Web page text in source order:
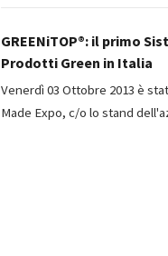
GREENiTOP®: il primo
Prodotti Green in Italia
Venerdì 03 Ottobre 2013 è
Made Expo, c/o lo stand